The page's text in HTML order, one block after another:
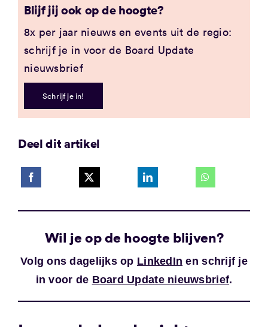
Blijf jij ook op de hoogte?
8x per jaar nieuws en events uit de regio:
schrijf je in voor de Board Update
nieuwsbrief
Schrijf je in!
Deel dit artikel
Wil je op de hoogte blijven?
Volg ons dagelijks op LinkedIn en schrijf je
in voor de Board Update nieuwsbrief.